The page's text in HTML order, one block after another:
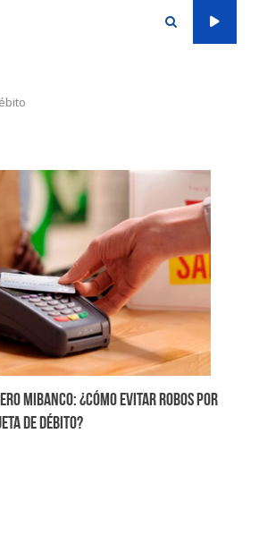
Mibanco: ¿Cómo evitar robos por
de débito?